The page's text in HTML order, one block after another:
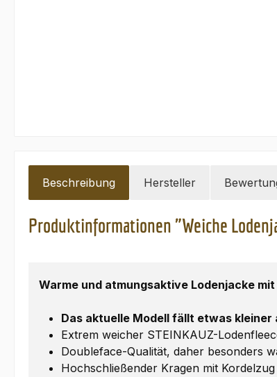
Beschreibung Hersteller
Produktinformationen "Weiche
Warme und atmungsaktive Lodenjacke
Das aktuelle Modell fällt etwas kleiner
Extrem weicher STEINKAUZ-
Doubleface-Qualität, daher besonders
Hochschließender Kragen mit Kordelzug